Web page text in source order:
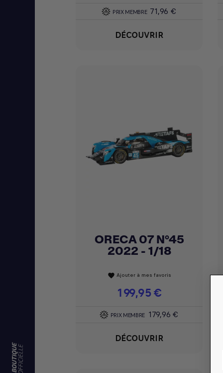
PRIX MEMBRE 71,96 €
DÉCOUVRIR
Achat express
ORECA 07 N°45
2022 - 1/18
favorite Ajouter à mes favoris
Prix
199,95 €
PRIX MEMBRE 179,96 €
DÉCOUVRIR